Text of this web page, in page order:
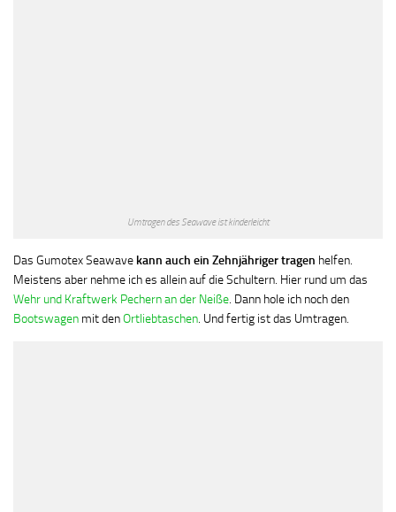
Umtragen des Seawave ist kinderleicht
Das Gumotex Seawave kann auch ein Zehnjähriger tragen helfen.
Meistens aber nehme ich es allein auf die Schultern. Hier rund um das
Wehr und Kraftwerk Pechern an der Neiße. Dann hole ich noch den
Bootswagen mit denOrtliebtaschen. Und fertig ist das Umtragen.